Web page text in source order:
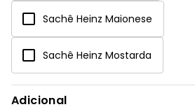
Sachê Heinz Maionese
Sachê Heinz Mostarda
Adicional